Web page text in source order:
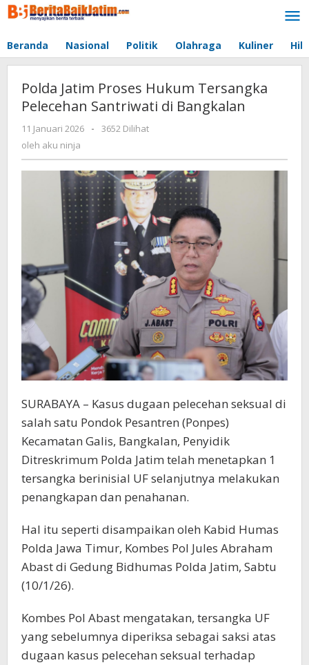
Lewati
ke
Beranda Nasional Politik Olahraga Kuliner
Polda Jatim Proses Hukum Tersangka
Pelecehan Santriwati di Bangkalan
11 Januari 2026
oleh
-
3652 Dilihat
oleh aku ninja
SURABAYA – Kasus dugaan pelecehan seksual di
salah satu Pondok Pesantren (Ponpes)
Kecamatan Galis, Bangkalan, Penyidik
Ditreskrimum Polda Jatim telah menetapkan 1
tersangka berinisial UF selanjutnya melakukan
penangkapan dan penahanan.
Hal itu seperti disampaikan oleh Kabid Humas
Polda Jawa Timur, Kombes Pol Jules Abraham
Abast di Gedung Bidhumas Polda Jatim, Sabtu
(10/1/26).
Kombes Pol Abast mengatakan, tersangka UF
yang sebelumnya diperiksa sebagai saksi atas
dugaan kasus pelecehan seksual terhadap